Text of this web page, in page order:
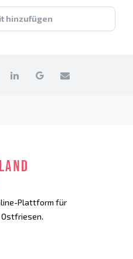
hinzufügen
Plattform für